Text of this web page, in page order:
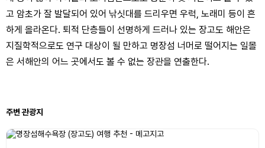
고 암초가 잘 발달되어 있어 낚싯대를 드리우면 우럭, 노래미 등이 흔
하게 올라온다. 퇴적 단층들이 선명하게 드러나 있는 장고도 해안은
지질학적으로도 연구 대상이 될 만하고 명장섬 너머로 떨어지는 일몰
은 서해안의 어느 곳에서도 볼 수 없는 장관을 연출한다.
주변 관광지